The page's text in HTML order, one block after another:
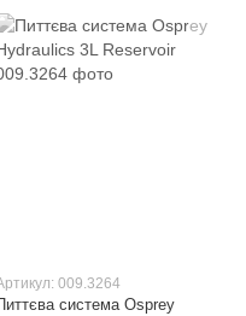
009.3264
система Osprey